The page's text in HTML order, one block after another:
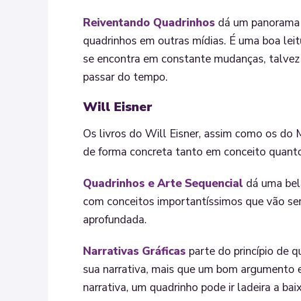
Reiventando Quadrinhos dá um
quadrinhos em outras mídias. É uma boa
se encontra em constante mudanças,
passar do tempo.
Will Eisner
Os livros do Will Eisner, assim como os do
de forma concreta tanto em conceito
Quadrinhos e Arte Sequencial dá uma
com conceitos importantíssimos que vão
aprofundada.
Narrativas Gráficas parte do princípio de
sua narrativa, mais que um bom argumento
narrativa, um quadrinho pode ir ladeira a